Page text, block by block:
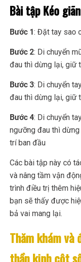
Bài tập Kéo
Bước 1: Đặt tay sao
Bước 2: Di chuyển
đau thì dừng lại, giữ
Bước 3: Di chuyển
đau thì dừng lại, giữ
Bước 4: Di chuyển
ngưỡng đau thì
trí ban đầu
Các bài tập này có
và nâng tầm vận
trình điều trị thêm
bạn sẽ thấy được
bả vai mang lại.
Thăm khám
thần kinh cột